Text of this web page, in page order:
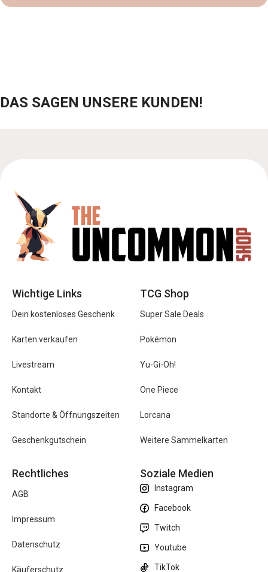
DAS SAGEN UNSERE KUNDEN!
Wichtige Links
Dein kostenloses Geschenk
Karten verkaufen
Livestream
Kontakt
Standorte & Öffnungszeiten
Geschenkgutschein
TCG Shop
Super Sale Deals
Pokémon
Yu-Gi-Oh!
One Piece
Lorcana
Weitere Sammelkarten
Rechtliches
AGB
Impressum
Datenschutz
Käuferschutz
Soziale Medien
Instagram
Facebook
Twitch
Youtube
TikTok